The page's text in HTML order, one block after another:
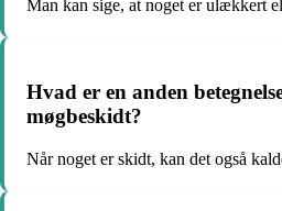
Man kan sige, at noget er ulækkert
Hvad er en anden
møgbeskidt?
Når noget er skidt, kan det også